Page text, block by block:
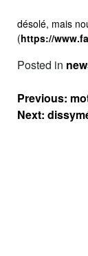
désolé, mais
(https://
Posted in
Navigation
de
l’article
Previous:
Next: